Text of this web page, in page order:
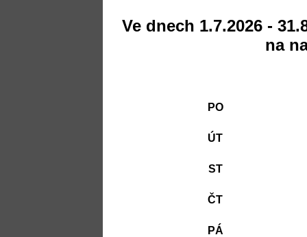
Ve dnech 1.7.2026 -
na
PO
ÚT
ST
ČT
PÁ